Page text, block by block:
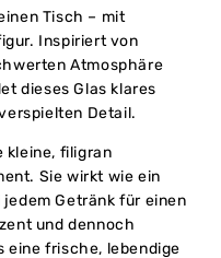
Tisch – mit
Inspiriert von
Atmosphäre
dieses Glas klares
Detail.
kleine, filigran
Sie wirkt wie ein
Getränk für einen
und dennoch
eine frische, lebendige